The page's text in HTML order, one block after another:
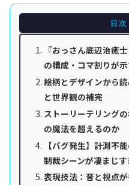
目次
『おっさん底辺治癒
の構成・コマ割りが
絵柄とデザインから
と世界観の補完
ストーリーテリング
の魔法を超えるのか
【バグ発生】計測不
制裁シーンが凄まじす
表現技法：音と視点